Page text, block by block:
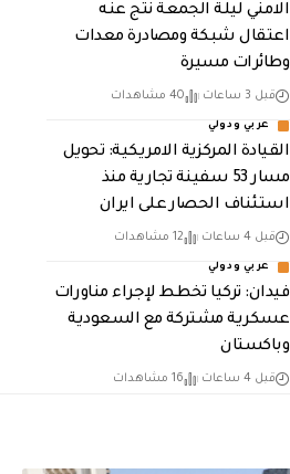
الامني ليلة الجمعة نتج عنه
اعتقال شبكة ومصادرة معدات
وطائرات مسيرة
قبل 3 ساعات 40 مشاهدات
عربي ودولي
القيادة المركزية الامريكية: تحويل
مسار 53 سفينة تجارية منذ
استئناف الحصار على ايران
قبل 4 ساعات 12 مشاهدات
عربي ودولي
فيدان: تركيا تخطط لإجراء مناورات
عسكرية مشتركة مع السعودية
وباكستان
قبل 4 ساعات 16 مشاهدات